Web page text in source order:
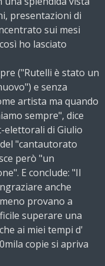
presentazioni di
sui mesi
ho lasciato
("Rutelli è stato un
e senza
artista ma quando
sempre", dice
elettorali di Giulio
"cantautorato
però "un
E conclude: "Il
anche
provano a
superare una
ai miei tempi d'
copie si apriva